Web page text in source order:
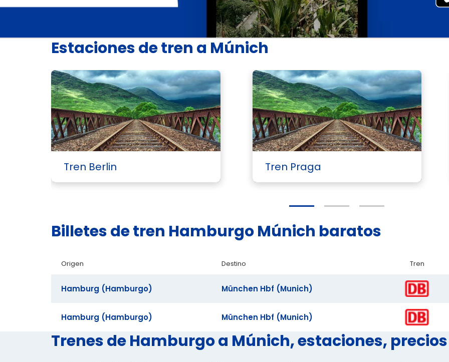
Estaciones de tren a Múnich
Tren Berlin Tren Praga
Billetes de tren Hamburgo Múnich baratos
Origen Destino Tren
Hamburg (Hamburgo) München Hbf (Munich)
Hamburg (Hamburgo) München Hbf (Munich)
Trenes de Hamburgo a Múnich, estaciones,